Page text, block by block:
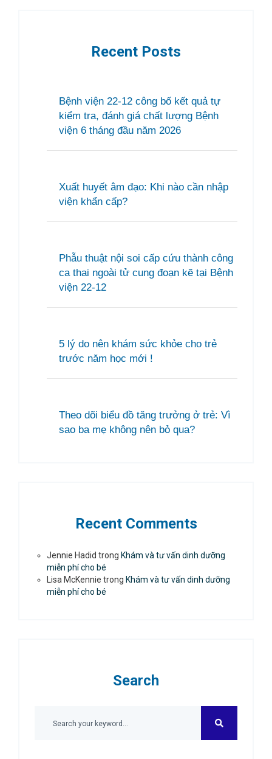
Recent Posts
Bệnh viện 22-12 công bố kết quả tự
kiểm tra, đánh giá chất lượng Bệnh
viện 6 tháng đầu năm 2026
Xuất huyết âm đạo: Khi nào cần nhập
viện khẩn cấp?
Phẫu thuật nội soi cấp cứu thành công
ca thai ngoài tử cung đoạn kẽ tại Bệnh
viện 22-12
5 lý do nên khám sức khỏe cho trẻ
trước năm học mới !
Theo dõi biểu đồ tăng trưởng ở trẻ: Vì
sao ba mẹ không nên bỏ qua?
Recent Comments
Jennie Hadid trong Khám và tư vấn dinh dưỡng
miễn phí cho bé
Lisa McKennie trong Khám và tư vấn dinh dưỡng
miễn phí cho bé
Search